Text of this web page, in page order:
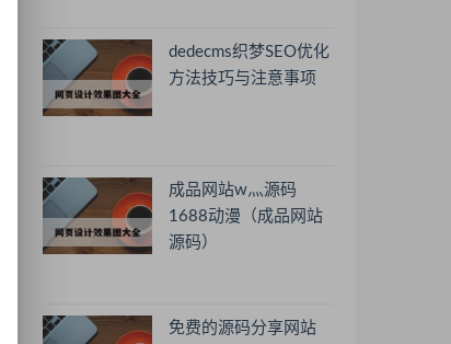
dedecms织梦SEO优化
方法技巧与注意事项
成品网站w灬源码
1688动漫（成品网站
源码）
免费的源码分享网站